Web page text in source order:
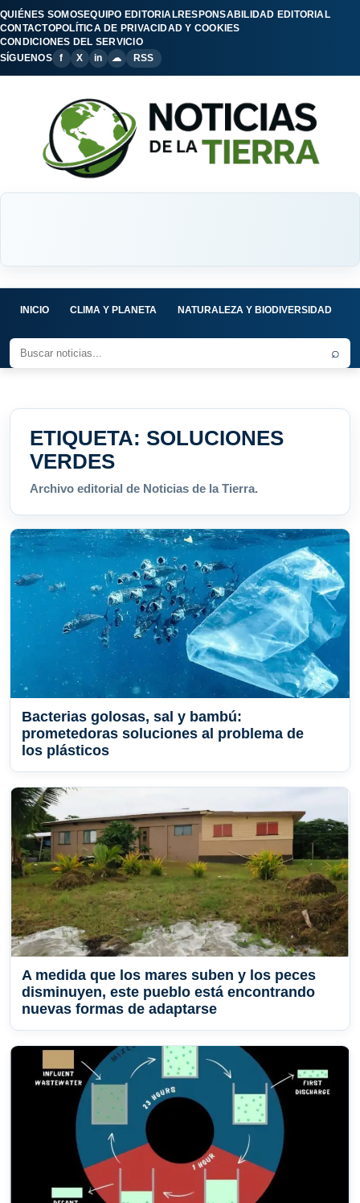
QUIÉNES SOMOSEQUIPO EDITORIALRESPONSABILIDAD EDITORIAL
CONTACTOPOLÍTICA DE PRIVACIDAD Y COOKIES
CONDICIONES DEL SERVICIO
SÍGUENOS
f X in ☁ RSS
INICIO CLIMA Y PLANETA NATURALEZA Y BIODIVERSIDAD
⌕
ETIQUETA: SOLUCIONES
VERDES
Archivo editorial de Noticias de la Tierra.
Bacterias golosas, sal y bambú:
prometedoras soluciones al problema de
los plásticos
A medida que los mares suben y los peces
disminuyen, este pueblo está encontrando
nuevas formas de adaptarse